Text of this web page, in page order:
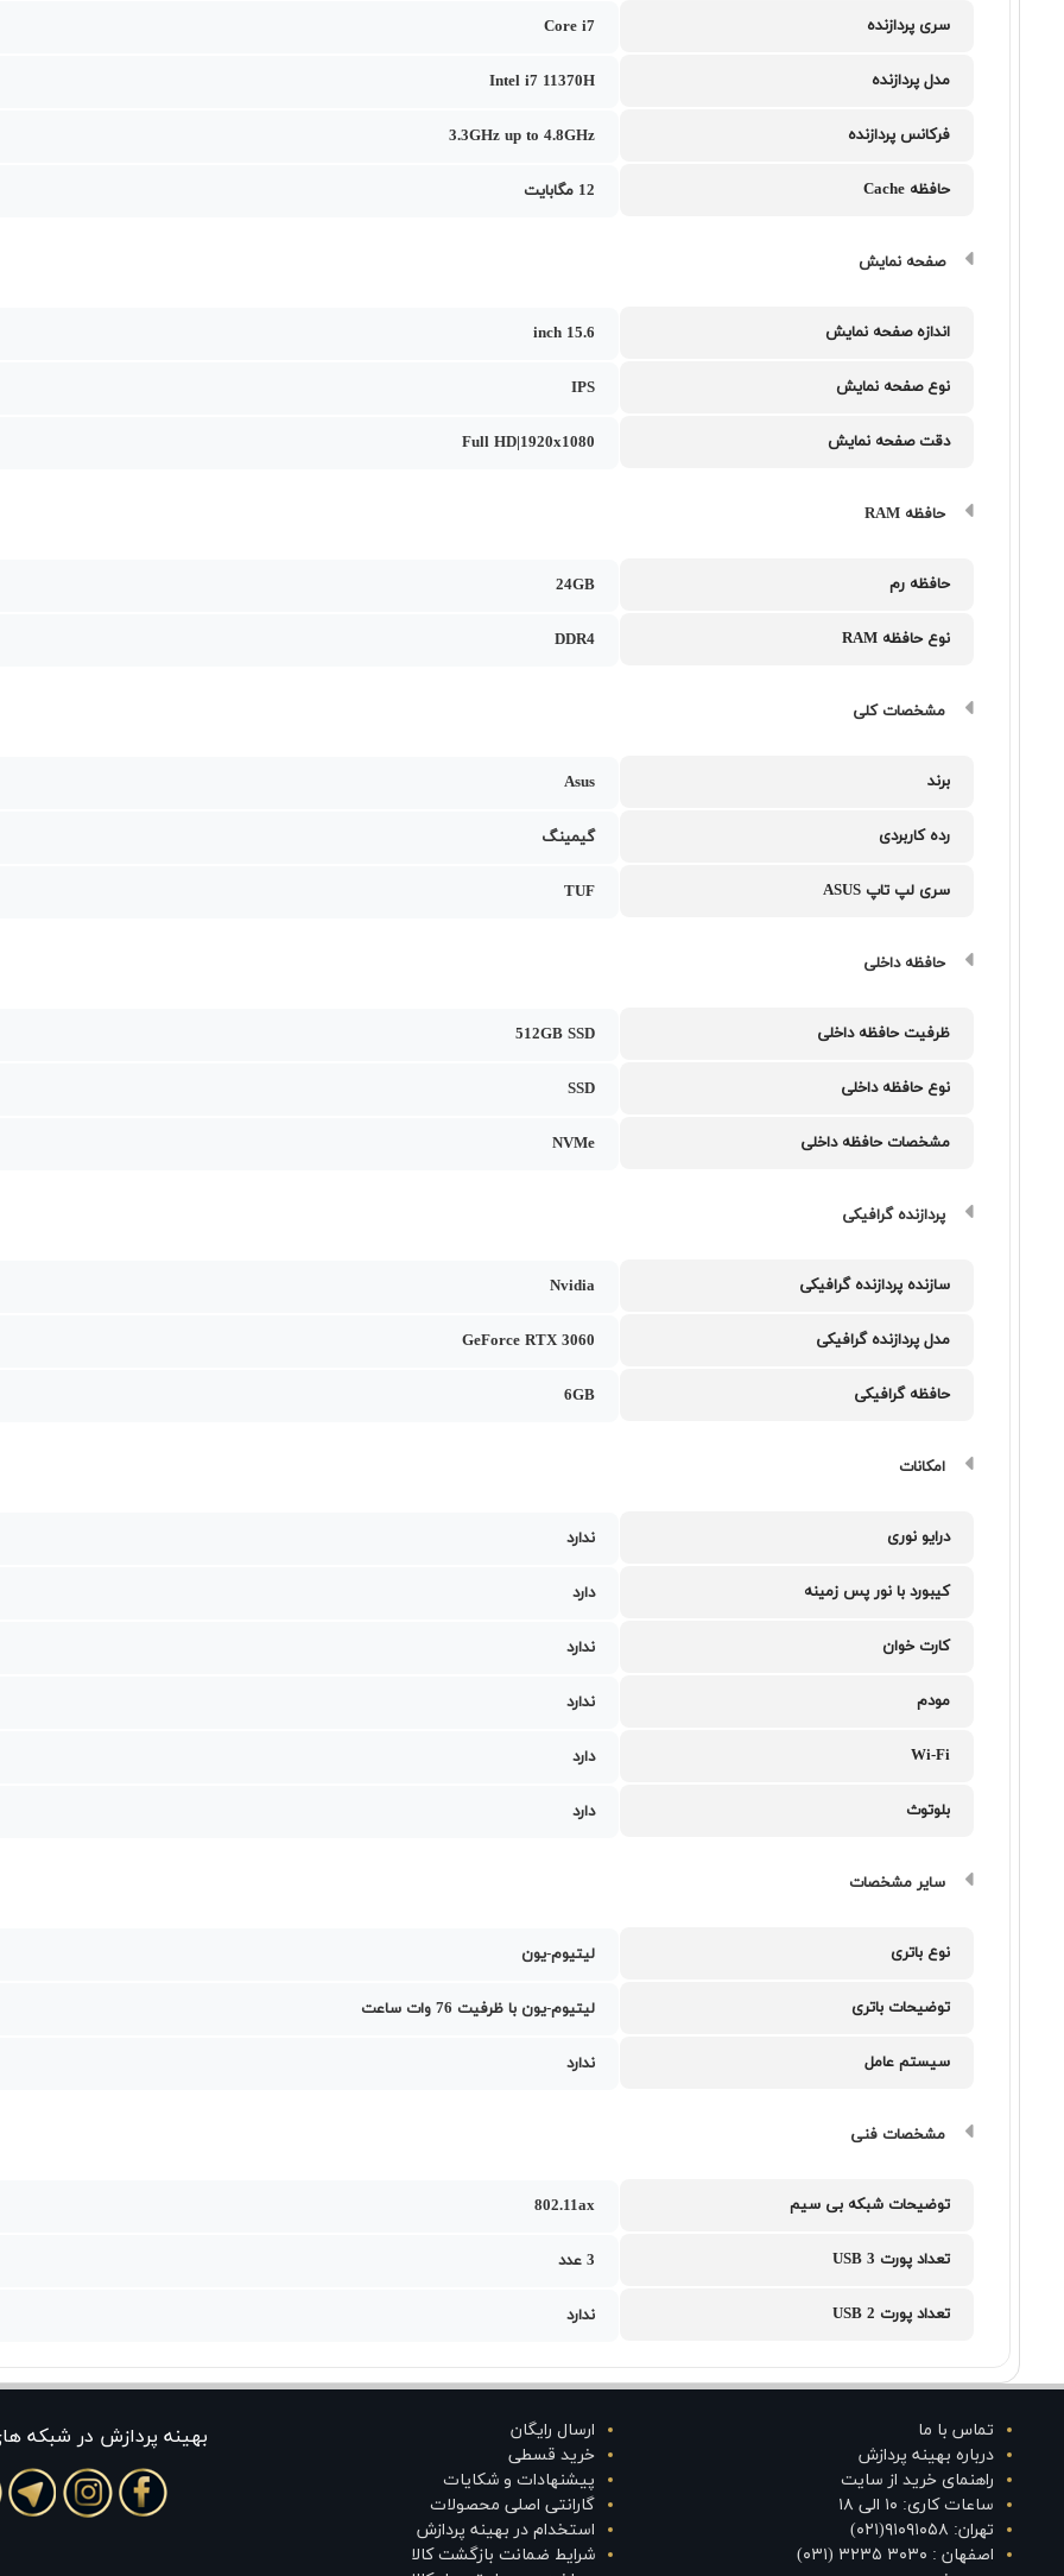
سری پردازنده Core i7
مدل پردازنده Intel i7 11370H
فرکانس پردازنده 3.3GHz up to 4.8GHz
حافظه Cache 12 مگابایت
صفحه نمایش
اندازه صفحه نمایش 15.6 inch
نوع صفحه نمایش IPS
دقت صفحه نمایش Full HD|1920x1080
حافظه RAM
حافظه رم 24GB
نوع حافظه RAM DDR4
مشخصات کلی
برند Asus
رده کاربردی گیمینگ
سری لپ تاپ ASUS TUF
حافظه داخلی
ظرفیت حافظه داخلی 512GB SSD
نوع حافظه داخلی SSD
مشخصات حافظه داخلی NVMe
پردازنده گرافیکی
سازنده پردازنده گرافیکی Nvidia
مدل پردازنده گرافیکی GeForce RTX 3060
حافظه گرافیکی 6GB
امکانات
درایو نوری ندارد
کیبورد با نور پس زمینه دارد
کارت خوان ندارد
مودم ندارد
Wi-Fi دارد
بلوتوث دارد
سایر مشخصات
نوع باتری لیتیوم-یون
توضیحات باتری لیتیوم-یون با ظرفیت 76 وات ساعت
سیستم عامل ندارد
مشخصات فنی
توضیحات شبکه بی سیم 802.11ax
تعداد پورت USB 3 3 عدد
تعداد پورت USB 2 ندارد
تماس با ما
درباره بهینه پردازش
راهنمای خرید از سایت
ساعات کاری: ۱۰ الی ۱۸
تهران: ۹۱۰۹۱۰۵۸(۰۲۱)
اصفهان : ۳۰۳۰ ۳۲۳۵ (۰۳۱)
ارسال رایگان
خرید قسطی
پیشنهادات و شکایات
گارانتی اصلی محصولات
استخدام در بهینه پردازش
شرایط ضمانت بازگشت کالا
بهينه پردازش در شبکه